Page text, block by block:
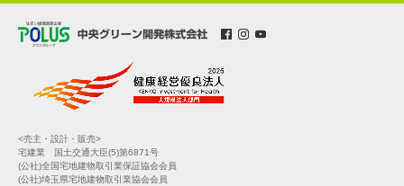
<売主・設計・販売>
宅建業 国土交通大臣(5)第6871号
(公社)全国宅地建物取引業保証協会会員
(公社)埼玉県宅地建物取引業協会会員